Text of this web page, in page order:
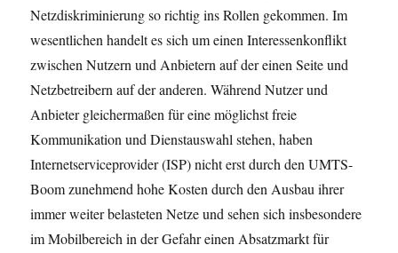
Netzdiskriminierung so richtig ins Rollen gekommen. Im
wesentlichen handelt es sich um einen Interessenkonflikt
zwischen Nutzern und Anbietern auf der einen Seite und
Netzbetreibern auf der anderen. Während Nutzer und
Anbieter gleichermaßen für eine möglichst freie
Kommunikation und Dienstauswahl stehen, haben
Internetserviceprovider (ISP) nicht erst durch den UMTS-
Boom zunehmend hohe Kosten durch den Ausbau ihrer
immer weiter belasteten Netze und sehen sich insbesondere
im Mobilbereich in der Gefahr einen Absatzmarkt für